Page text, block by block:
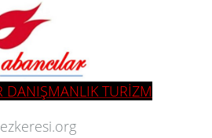
DANIŞMANLIK TURİZM